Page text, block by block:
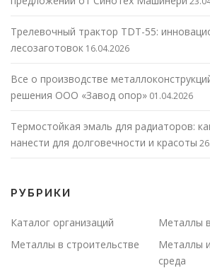
Трелевочный трактор TDT-55:
лесозаготовок 16.04.2026
Все о производстве
решения ООО «Завод опор» 01.04.2026
Термостойкая эмаль для радиаторов:
нанести для долговечности и красоты
РУБРИКИ
Каталог организаций
Металлы
Металлы в строительстве
Металлы
среда